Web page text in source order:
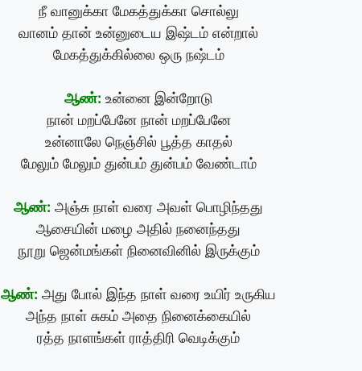
நீ வானுக்கா மேகத்துக்கா சொல்லு
வானம் தான் உன்னுடைய இஷ்டம் என்றால்
மேகத்துக்கில்லை ஒரு நஷ்டம்
ஆண்: உன்னை இன்றோடு
நான் மறப்பேனே நான் மறப்பேனே
உன்னாலே நெஞ்சில் பூத்த காதல்
மேலும் மேலும் துன்பம் துன்பம் வேண்டாம்
ஆண்: அஞ்சு நாள் வரை அவள் பொழிந்தது
ஆசையின் மழை அதில் நனைந்தது
நூறு ஜென்மங்கள் நினைவினில் இருக்கும்
ஆண்: அது போல் இந்த நாள் வரை உயிர் உருகிய
அந்த நாள் சுகம் அதை நினைக்கையில்
ரத்த நாளங்கள் ராத்திரி வெடிக்கும்